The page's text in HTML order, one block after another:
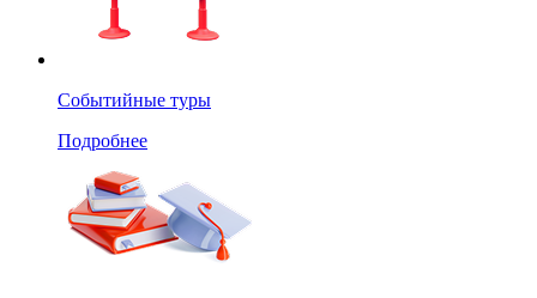
Событийные туры
Подробнее